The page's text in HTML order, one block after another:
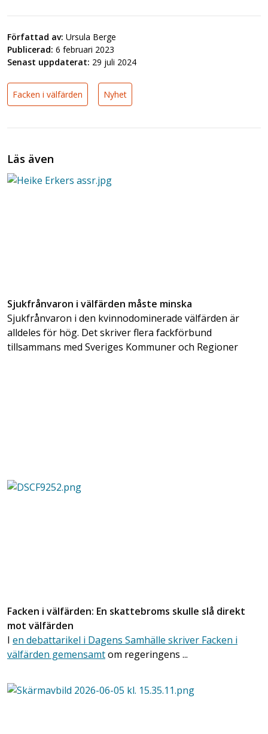
Författad av: Ursula Berge
Publicerad: 6 februari 2023
Senast uppdaterat: 29 juli 2024
Facken i välfärden Nyhet
Läs även
Sjukfrånvaron i välfärden måste minska
Sjukfrånvaron i den kvinnodominerade välfärden är
alldeles för hög. Det skriver flera fackförbund
tillsammans med Sveriges Kommuner och Regioner
Facken i välfärden: En skattebroms skulle slå direkt
mot välfärden
I en debattarikel i Dagens Samhälle skriver Facken i
välfärden gemensamtom regeringens ...